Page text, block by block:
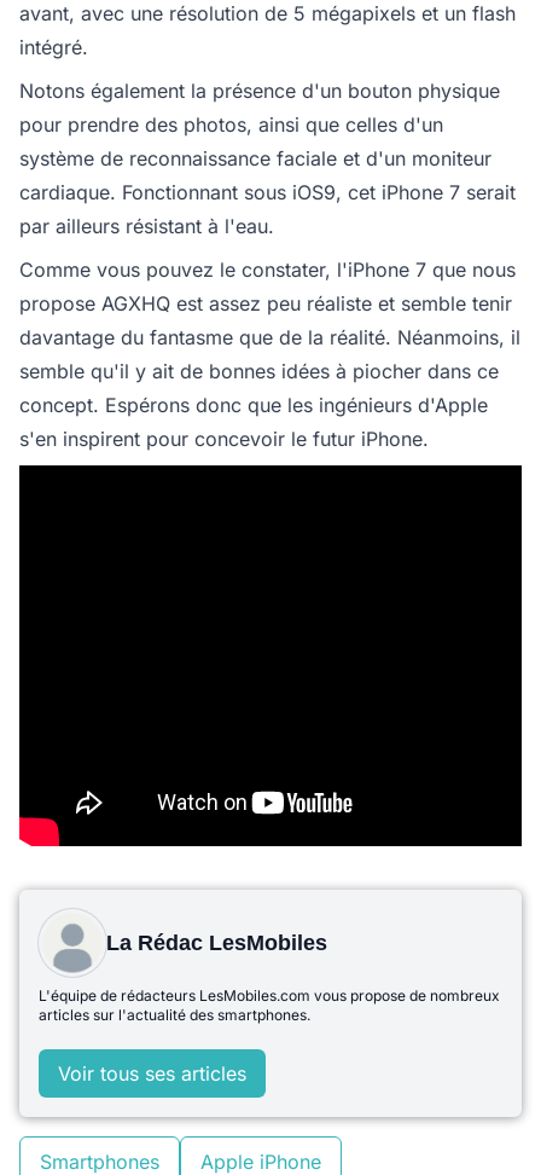
avant, avec une résolution de 5 mégapixels et un flash
intégré.
Notons également la présence d'un bouton physique
pour prendre des photos, ainsi que celles d'un
système de reconnaissance faciale et d'un moniteur
cardiaque. Fonctionnant sous iOS9, cet iPhone 7 serait
par ailleurs résistant à l'eau.
Comme vous pouvez le constater, l'iPhone 7 que nous
propose AGXHQ est assez peu réaliste et semble tenir
davantage du fantasme que de la réalité. Néanmoins, il
semble qu'il y ait de bonnes idées à piocher dans ce
concept. Espérons donc que les ingénieurs d'Apple
s'en inspirent pour concevoir le futur iPhone.
La Rédac LesMobiles
L'équipe de rédacteurs LesMobiles.com vous propose de nombreux
articles sur l'actualité des smartphones.
Voir tous ses articles
Smartphones Apple iPhone